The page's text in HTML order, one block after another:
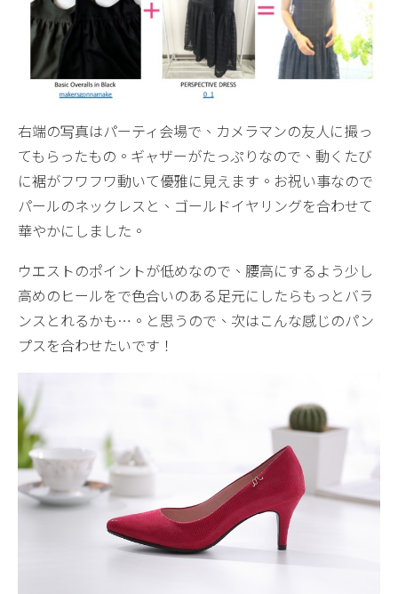
右端の写真はパーティ会場で、カメラマンの友人に撮っ
てもらったもの。ギャザーがたっぷりなので、動くたび
に裾がフワフワ動いて優雅に見えます。お祝い事なので
パールのネックレスと、ゴールドイヤリングを合わせて
華やかにしました。
ウエストのポイントが低めなので、腰高にするよう少し
高めのヒールをで色合いのある足元にしたらもっとバラ
ンスとれるかも…。と思うので、次はこんな感じのパン
プスを合わせたいです！